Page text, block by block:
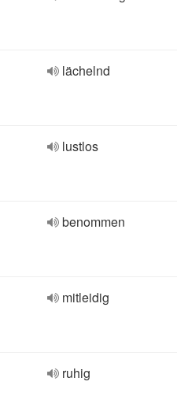
lächelnd
lustlos
benommen
mitleidig
ruhig